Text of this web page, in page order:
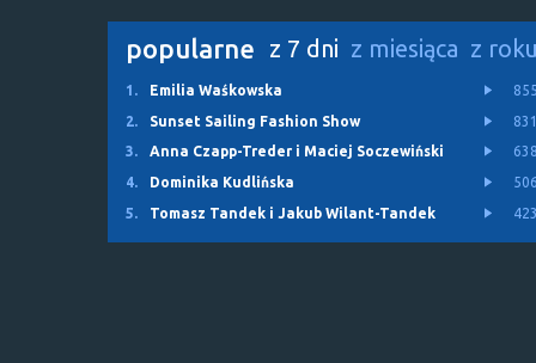
popularne z 7 dni z miesiąca z
1. Emilia Waśkowska
2.
Sunset Sailing Fashion Show
3.
Anna Czapp-Treder i Maciej Soczewiński
4.
Dominika Kudlińska
5.
Tomasz Tandek i Jakub Wilant-Tandek